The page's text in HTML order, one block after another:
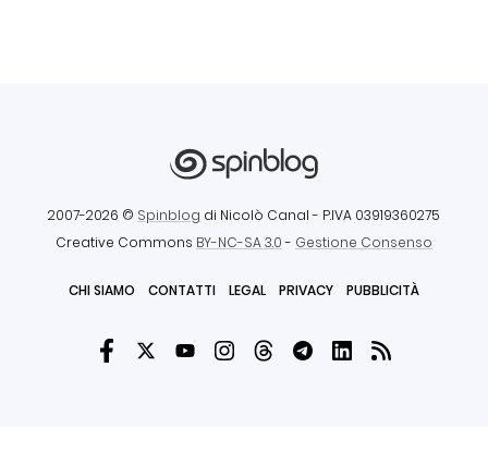
2007-2026 © Spinblog di Nicolò Canal - P.IVA 03919360275
Creative Commons BY-NC-SA 3.0- Gestione Consenso
CHI SIAMO CONTATTI LEGAL PRIVACY PUBBLICITÀ